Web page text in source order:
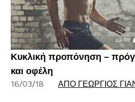
Κυκλική προπόνηση –
και οφέλη
16/03/18 ΑΠΌ ΓΕΏΡΓΙΟΣ